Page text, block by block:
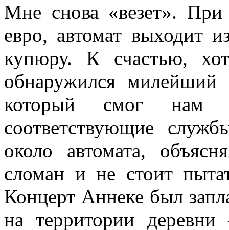
Мне снова «везет».
евро, автомат выходит
купюру. К счастью,
обнаружился милейший
который смог нам
соответствующие
около автомата,
сломан и не стоит
Концерт Аннеке был
на территории